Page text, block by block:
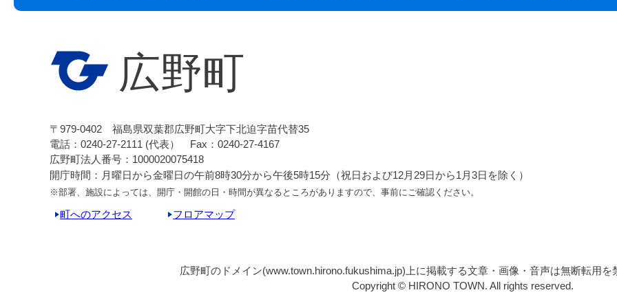
広野町
〒979-0402 福島県双葉郡広野町大字下北迫字苗代替35
電話：0240-27-2111 (代表） Fax：0240-27-4167
広野町法人番号：1000020075418
開庁時間：月曜日から金曜日の午前8時30分から午後5時15分（祝日および12月29日から1月3日を除く）
※部署、施設によっては、開庁・開館の日・時間が異なるところがありますので、事前にご確認ください。
町へのアクセス フロアマップ
広野町のドメイン(www.town.hirono.fukushima.jp)上に掲載する文章・画像・音声は無断転用を
Copyright © HIRONO TOWN. All rights reserved.